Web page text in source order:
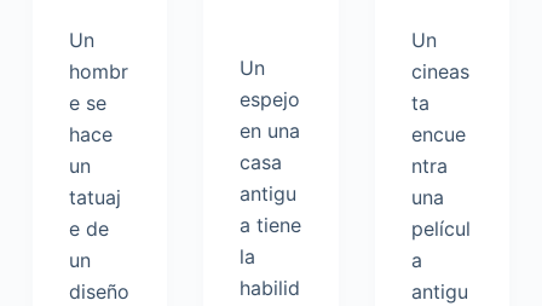
Un
hombr
e se
hace
un
tatuaj
e de
un
diseño
Un
espejo
en una
casa
antigu
a tiene
la
habilid
Un
cineas
ta
encue
ntra
una
películ
a
antigu